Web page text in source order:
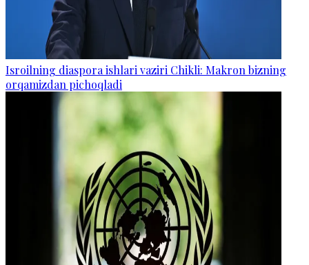
Isroilning diaspora ishlari vaziri Chikli: Makron bizning
orqamizdan pichoqladi